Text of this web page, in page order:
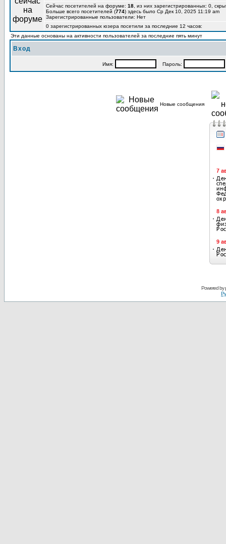
Сейчас посетителей на форуме: 18 , из них зарегистрированных: 0,
Больше всего посетителей (774) здесь было Ср Дек 10, 2025 11:19 am
Зарегистрированные пользователи: Нет
0 зарегистрированных юзера посетили за последние 12 часов:
Эти данные основаны на активности пользователей за последние пять минут
Вход
Имя: Пароль:
Новые сообщения
Powered by